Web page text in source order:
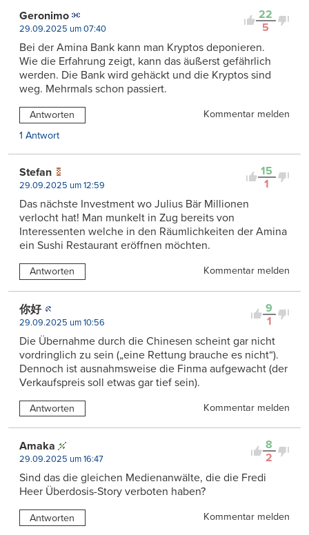
22
5
Geronimo
29.09.2025 um 07:40
Bei der Amina Bank kann man Kryptos deponieren.
Wie die Erfahrung zeigt, kann das äußerst gefährlich
werden. Die Bank wird gehäckt und die Kryptos sind
weg. Mehrmals schon passiert.
Antworten
Kommentar melden
1 Antwort
15
1
Stefan
29.09.2025 um 12:59
Das nächste Investment wo Julius Bär Millionen
verlocht hat! Man munkelt in Zug bereits von
Interessenten welche in den Räumlichkeiten der Amina
ein Sushi Restaurant eröffnen möchten.
Antworten Kommentar melden
9
1
你好
29.09.2025 um 10:56
Die Übernahme durch die Chinesen scheint gar nicht
vordringlich zu sein („eine Rettung brauche es nicht“).
Dennoch ist ausnahmsweise die Finma aufgewacht (der
Verkaufspreis soll etwas gar tief sein).
Antworten Kommentar melden
8
2
Amaka
29.09.2025 um 16:47
Sind das die gleichen Medienanwälte, die die Fredi
Heer Überdosis-Story verboten haben?
Antworten Kommentar melden